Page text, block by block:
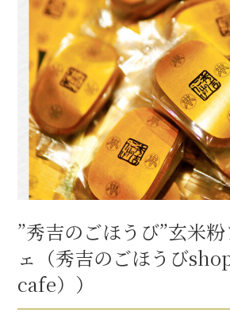
”秀吉のごほうび”玄米
ェ（秀吉のごほうび
cafe））